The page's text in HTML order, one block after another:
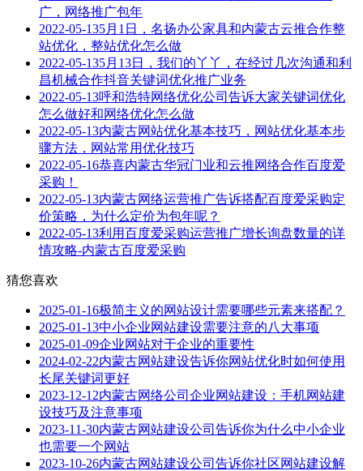
广，网络推广包年
2022-05-135月1日，名扬办公家具和内蒙古云推合作整
站优化，整站优化怎么做
2022-05-135月13日，我们的丫丫，在经过几次沟通和利
昌机械合作抖音关键词优化推广业务
2022-05-13呼和浩特网络优化公司告诉大家关键词优化
怎么做好和网络优化怎么做
2022-05-13内蒙古网站优化基本技巧，网站优化基本步
骤方法，网站常用优化技巧
2022-05-16恭喜内蒙古华冠门业和云推网络合作百度爱
采购！
2022-05-13内蒙古网络运营推广告诉搭配百度爱采购定
价策略，为什么定价为包年呢？
2022-05-13利用百度爱采购运营推广增长询盘数量的详
情攻略-内蒙古百度爱采购
猜您喜欢
2025-01-16极简主义的网站设计需要哪些元素来搭配？
2025-01-13中小企业网站建设需要注意的八大事项
2025-01-09企业网站对于企业的重要性
2024-02-22内蒙古网站建设告诉你网站优化时如何使用
长尾关键词更好
2023-12-12内蒙古网络公司企业网站建设：手机网站建
设技巧及注意事项
2023-11-30内蒙古网站建设公司告诉你为什么中小企业
也需要一个网站
2023-10-26内蒙古网站建设公司告诉你社区网站建设解